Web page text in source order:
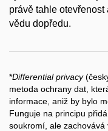
právě tahle
vědu dopředu.
*Differential privacy
metoda ochrany dat,
informace, aniž by bylo
Funguje na principu
soukromí, ale zachovává